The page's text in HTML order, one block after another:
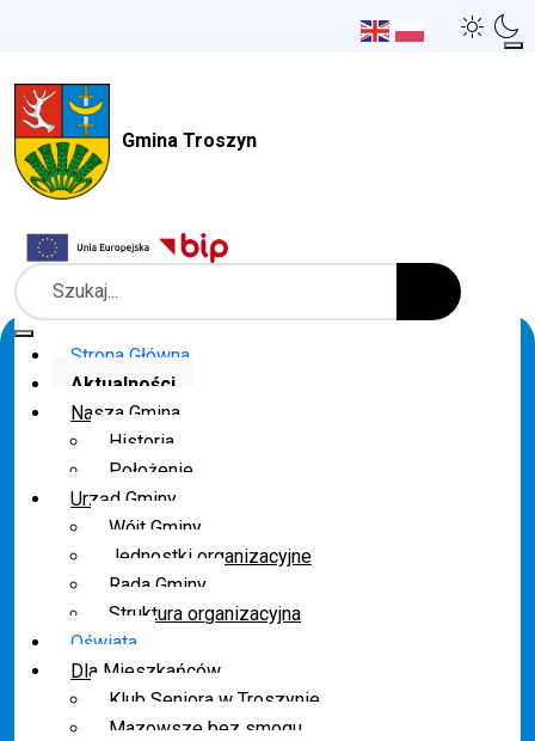
Gmina Troszyn
Szukaj
Strona Główna
Aktualności
Nasza Gmina
Historia
Położenie
Urząd Gminy
Wójt Gminy
Jednostki organizacyjne
Rada Gminy
Struktura organizacyjna
Oświata
Dla Mieszkańców
Klub Seniora w Troszynie
Mazowsze bez smogu